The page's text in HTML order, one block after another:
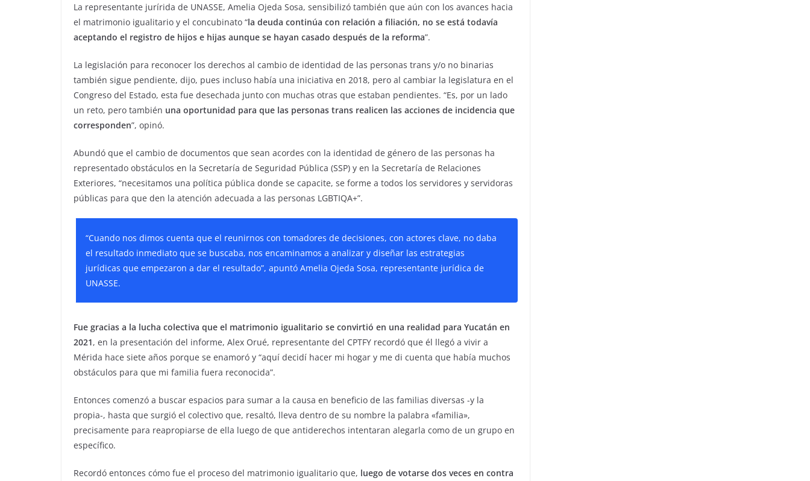
La representante jurírida de UNASSE, Amelia Ojeda Sosa, sensibilizó también que aún con los avances hacia
el matrimonio igualitario y el concubinato “la deuda continúa con relación a filiación, no se está todavía
aceptando el registro de hijos e hijas aunque se hayan casado después de la reforma”.
La legislación para reconocer los derechos al cambio de identidad de las personas trans y/o no binarias
también sigue pendiente, dijo, pues incluso había una iniciativa en 2018, pero al cambiar la legislatura en el
Congreso del Estado, esta fue desechada junto con muchas otras que estaban pendientes. “Es, por un lado
un reto, pero también una oportunidad para que las personas trans realicen las acciones de incidencia que
corresponden”, opinó.
Abundó que el cambio de documentos que sean acordes con la identidad de género de las personas ha
representado obstáculos en la Secretaría de Seguridad Pública (SSP) y en la Secretaría de Relaciones
Exteriores, “necesitamos una política pública donde se capacite, se forme a todos los servidores y servidoras
públicas para que den la atención adecuada a las personas LGBTIQA+”.
“Cuando nos dimos cuenta que el reunirnos con tomadores de decisiones, con actores clave, no daba
el resultado inmediato que se buscaba, nos encaminamos a analizar y diseñar las estrategias
jurídicas que empezaron a dar el resultado”, apuntó Amelia Ojeda Sosa, representante jurídica de
UNASSE.
Fue gracias a la lucha colectiva que el matrimonio igualitario se convirtió en una realidad para Yucatán en
2021, en la presentación del informe, Alex Orué, representante del CPTFY recordó que él llegó a vivir a
Mérida hace siete años porque se enamoró y “aquí decidí hacer mi hogar y me di cuenta que había muchos
obstáculos para que mi familia fuera reconocida”.
Entonces comenzó a buscar espacios para sumar a la causa en beneficio de las familias diversas -y la
propia-, hasta que surgió el colectivo que, resaltó, lleva dentro de su nombre la palabra «familia»,
precisamente para reapropiarse de ella luego de que antiderechos intentaran alegarla como de un grupo en
específico.
Recordó entonces cómo fue el proceso del matrimonio igualitario que, luego de votarse dos veces en contra